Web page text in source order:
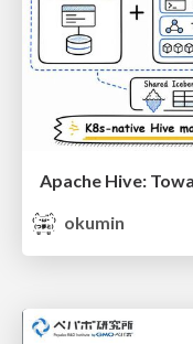
Apache Hive:
okumin